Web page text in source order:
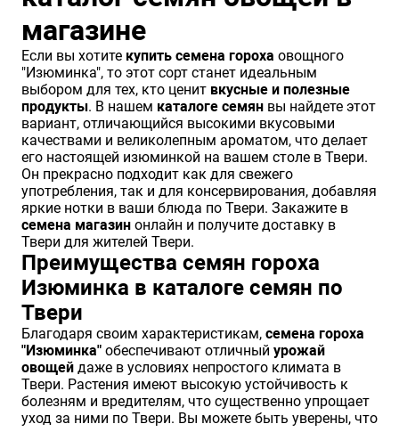
Кизильник саженец
Олеандр саженцы
Глициния
Гвоздика саженцы
Хризантемы саженцы
Зелень и пряные травы
магазине
Если вы хотите купить семена гороха овощного
"Изюминка", то этот сорт станет идеальным
выбором для тех, кто ценит вкусные и полезные
продукты. В нашем каталоге семян вы найдете этот
вариант, отличающийся высокими вкусовыми
качествами и великолепным ароматом, что делает
его настоящей изюминкой на вашем столе в Твери.
Он прекрасно подходит как для свежего
употребления, так и для консервирования, добавляя
яркие нотки в ваши блюда по Твери. Закажите в
семена магазин онлайн и получите доставку в
Твери для жителей Твери.
Преимущества семян гороха
Изюминка в каталоге семян по
Твери
Благодаря своим характеристикам, семена гороха
"Изюминка" обеспечивают отличный урожай
овощей даже в условиях непростого климата в
Твери. Растения имеют высокую устойчивость к
болезням и вредителям, что существенно упрощает
уход за ними по Твери. Вы можете быть уверены, что